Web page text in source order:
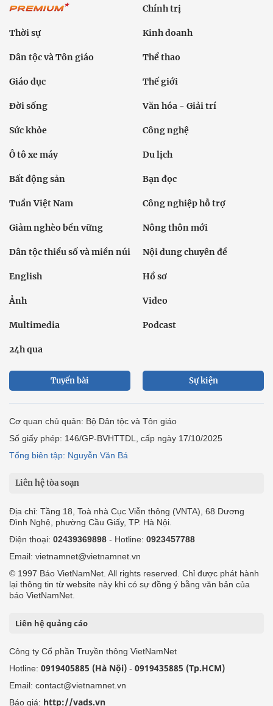
Chính trị
Thời sự Kinh doanh
Dân tộc và Tôn giáo Thể thao
Giáo dục Thế giới
Đời sống Văn hóa - Giải trí
Sức khỏe Công nghệ
Ô tô xe máy Du lịch
Bất động sản Bạn đọc
Tuần Việt Nam Công nghiệp hỗ trợ
Giảm nghèo bền vững Nông thôn mới
Dân tộc thiểu số và miền núi Nội dung chuyên đề
English Hồ sơ
Ảnh Video
Multimedia Podcast
24h qua
Tuyến bài Sự kiện
Cơ quan chủ quản: Bộ Dân tộc và Tôn giáo
Số giấy phép: 146/GP-BVHTTDL, cấp ngày 17/10/2025
Tổng biên tập: Nguyễn Văn Bá
Liên hệ tòa soạn
Địa chỉ: Tầng 18, Toà nhà Cục Viễn thông (VNTA), 68 Dương
Đình Nghệ, phường Cầu Giấy, TP. Hà Nội.
Điện thoại: 02439369898 - Hotline: 0923457788
Email: vietnamnet@vietnamnet.vn
© 1997 Báo VietNamNet. All rights reserved. Chỉ được phát hành
lại thông tin từ website này khi có sự đồng ý bằng văn bản của
báo VietNamNet.
Liên hệ quảng cáo
Công ty Cổ phần Truyền thông VietNamNet
Hotline: 0919405885 (Hà Nội) - 0919435885 (Tp.HCM)
Email: contact@vietnamnet.vn
Báo giá: http://vads.vn